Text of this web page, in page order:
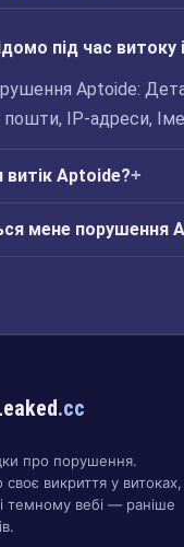
під час витоку
Aptoide:
IP-адреси,
витік Aptoide?
мене порушення
.cc
про порушення.
своє викриття у витоках,
темному вебі — раніше